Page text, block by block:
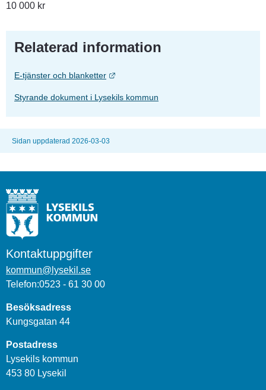
10 000 kr
Relaterad information
E-tjänster och blanketter Länk till annan webbplats.
Styrande dokument i Lysekils kommun
Sidan uppdaterad 2026-03-03
Kontaktuppgifter
kommun@lysekil.se
Telefon:0523 - 61 30 00
Besöksadress
Kungsgatan 44
Postadress
Lysekils kommun
453 80 Lysekil